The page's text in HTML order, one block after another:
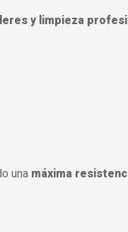
y limpieza
una máxima